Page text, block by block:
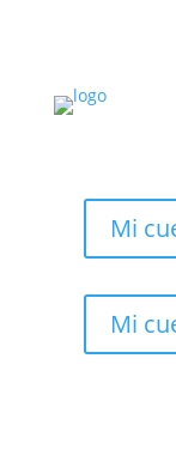
Mi
Mi